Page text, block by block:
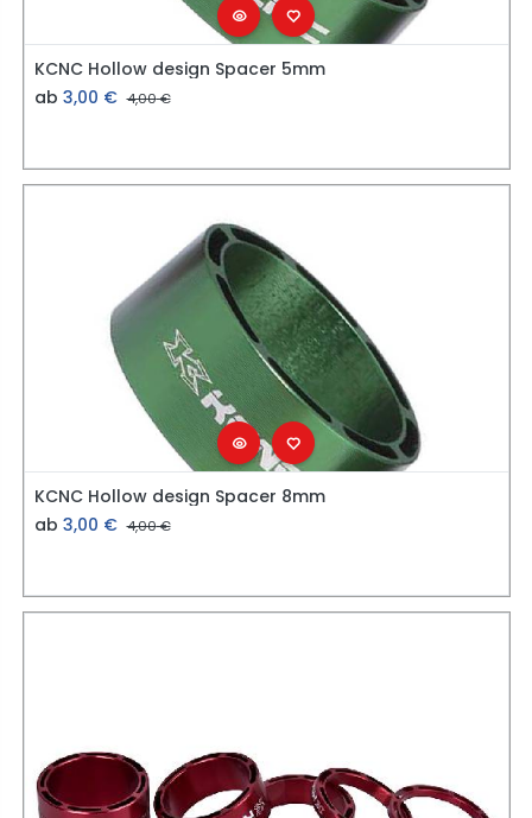
KCNC Hollow design Spacer 5mm
ab 3,00 € 4,00€
KCNC Hollow design Spacer 8mm
ab 3,00 € 4,00€